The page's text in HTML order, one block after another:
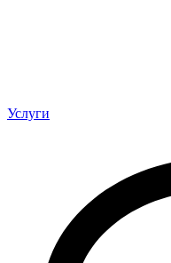
Услуги